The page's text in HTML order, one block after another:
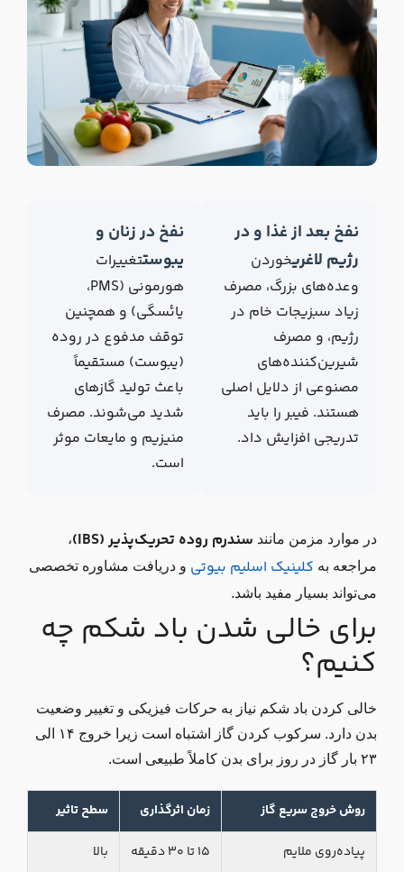
نفخ بعد از غذا و در
رژیم لاغریخوردن
وعده‌های بزرگ، مصرف
زیاد سبزیجات خام در
رژیم، و مصرف
شیرین‌کننده‌های
مصنوعی از دلایل اصلی
هستند. فیبر را باید
تدریجی افزایش داد.
نفخ در زنان و
یبوستتغییرات
هورمونی (PMS،
یائسگی) و همچنین
توقف مدفوع در روده
(یبوست) مستقیماً
باعث تولید گازهای
شدید می‌شوند. مصرف
منیزیم و مایعات موثر
است.
در موارد مزمن مانندسندرم روده تحریک‌پذیر (IBS)
مراجعه بهکلینیک اسلیم بیوتیو دریافت مشاوره تخصصی
می‌تواند بسیار مفید باشد.
برای خالی شدن باد شکم چه
کنیم؟
خالی کردن باد شکم نیاز به حرکات فیزیکی و تغییر وضعیت
بدن دارد. سرکوب کردن گاز اشتباه است زیرا خروج ۱۴ الی
۲۳ بار گاز در روز برای بدن کاملاً طبیعی است.
روش خروج سریع گاز زمان اثرگذاری سطح تاثیر
پیاده‌روی ملایم بالا